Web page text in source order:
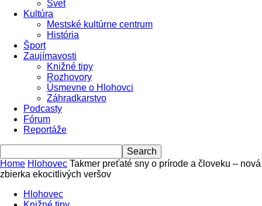
Svet
Kultúra
Mestské kultúrne centrum
História
Šport
Zaujímavosti
Knižné tipy
Rozhovory
Úsmevne o Hlohovci
Záhradkarstvo
Podcasty
Fórum
Reportáže
Home Hlohovec Takmer preťaté sny o prírode a človeku – nová
zbierka ekocitlivých veršov
Hlohovec